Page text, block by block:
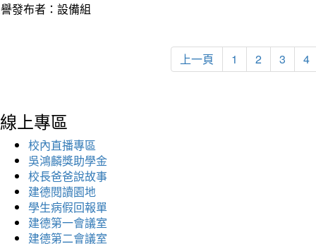
發布者：設備組
上一頁 1 2 3 4
線上專區
校內直播專區
吳鴻麟獎助學金
校長爸爸說故事
建德閱讀園地
學生病假回報單
建德第一會議室
建德第二會議室